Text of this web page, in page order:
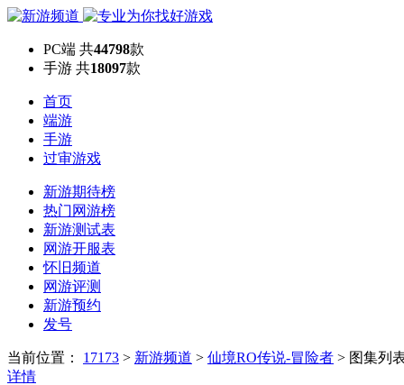
PC端 共44798款
手游 共18097款
首页
端游
手游
过审游戏
新游期待榜
热门网游榜
新游测试表
网游开服表
怀旧频道
网游评测
新游预约
发号
当前位置： 17173 > 新游频道 > 仙境RO传说-冒险者 > 图集列
详情